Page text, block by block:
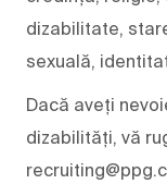
dizabilitate,
sexuală,
Dacă aveți
dizabilități, vă